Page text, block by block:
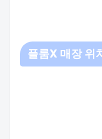
플룸X 매장 위